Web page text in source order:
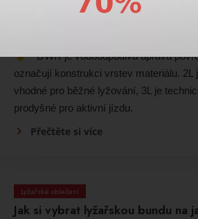
Jak se vyznat v označeních DWR,
DWR je vodoodpudivá úprava
označují konstrukci vrstev materiálu. 2L
vhodné pro běžné lyžování, 3L je
prodyšné pro aktivní jízdu.
Přečtěte si více
Lyžařské oblečení
Jak si vybrat lyžařskou bundu na